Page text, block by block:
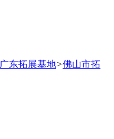
广东拓展基地>佛山市拓